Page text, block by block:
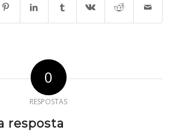
0
RESPOSTAS
resposta